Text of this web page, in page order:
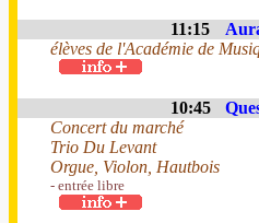
11:15
élèves de l'Académie de
10:45
Concert du marché
Trio Du Levant
Orgue, Violon, Hautbois
- entrée libre